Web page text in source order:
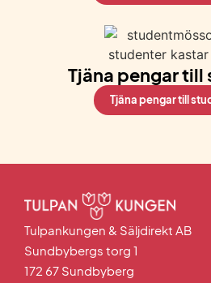
Tjäna pengar till
Tjäna pengar till
Tulpankungen & Säljdirekt AB
Sundbybergs torg 1
172 67 Sundbyberg